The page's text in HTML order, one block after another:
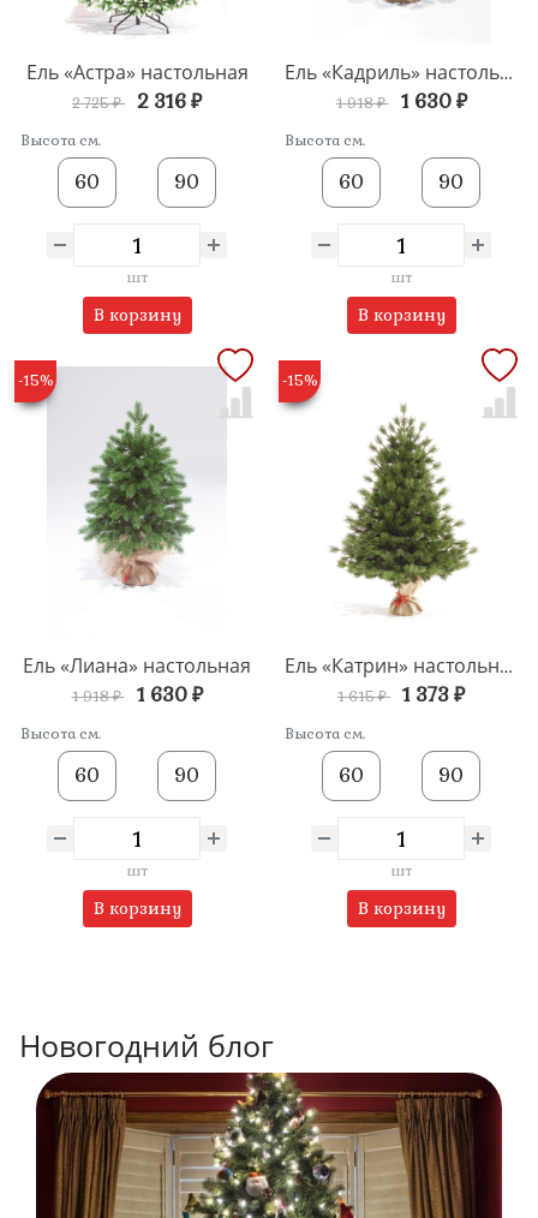
Ель «Астра» настольная
2 725 ₽ 2 316 ₽
Высота см.
60 90
шт
В корзину
Ель «Кадриль» настольная
1 918 ₽ 1 630 ₽
Высота см.
60 90
шт
В корзину
-15%
Ель «Лиана» настольная
1 918 ₽ 1 630 ₽
Высота см.
60 90
шт
В корзину
-15%
Ель «Катрин» настольная
1 615 ₽ 1 373 ₽
Высота см.
60 90
шт
В корзину
Новогодний блог